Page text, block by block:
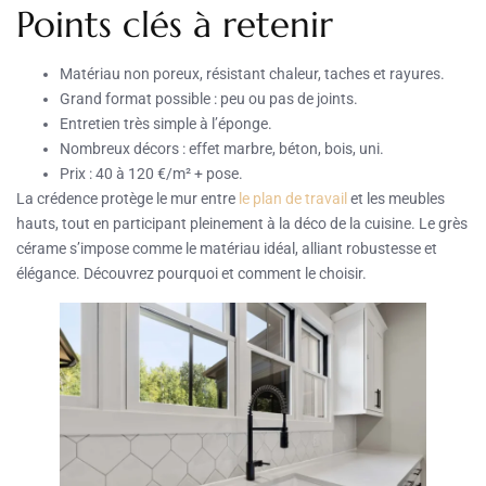
Points clés à retenir
Matériau non poreux, résistant chaleur, taches et rayures.
Grand format possible : peu ou pas de joints.
Entretien très simple à l’éponge.
Nombreux décors : effet marbre, béton, bois, uni.
Prix : 40 à 120 €/m² + pose.
La crédence protège le mur entre le plan de travail et les meubles
hauts, tout en participant pleinement à la déco de la cuisine. Le grès
cérame s’impose comme le matériau idéal, alliant robustesse et
élégance. Découvrez pourquoi et comment le choisir.